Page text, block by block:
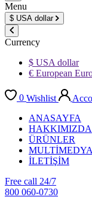
Menu
$ USA dollar
Currency
$ USA dollar
€ European
0 Wishlist
ANASAYFA
HAKKIMIZDA
ÜRÜNLER
İLETİŞİM
Free call 24/7
800 060-0730